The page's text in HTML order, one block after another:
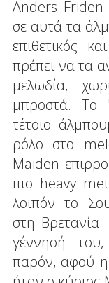
Anders Friden
σε αυτά τα
επιθετικός
πρέπει να τα
μελωδία,
μπροστά. Το
τέτοιο
ρόλο στο
Maiden
πιο heavy
λοιπόν το
στη
γέννησή
παρόν, αφού η